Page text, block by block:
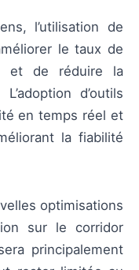
l’utilisation de
le taux de
et de réduire la
d’outils
en temps réel et
la fiabilité
optimisations
sur le corridor
principalement